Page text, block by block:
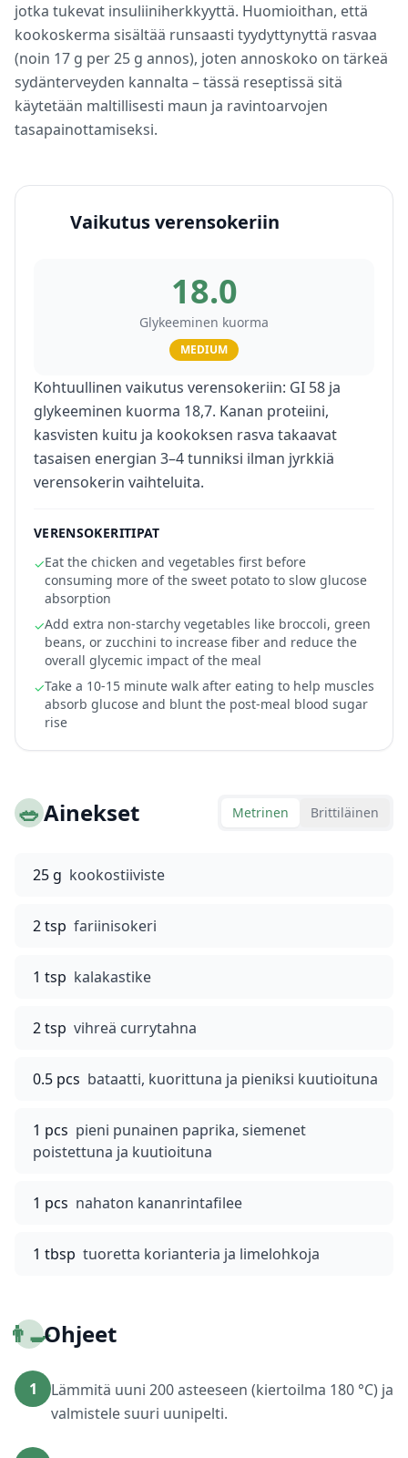
jotka tukevat insuliiniherkkyyttä. Huomioithan, että
kookoskerma sisältää runsaasti tyydyttynyttä rasvaa
(noin 17 g per 25 g annos), joten annoskoko on tärkeä
sydänterveyden kannalta – tässä reseptissä sitä
käytetään maltillisesti maun ja ravintoarvojen
tasapainottamiseksi.
Vaikutus verensokeriin
18.0
Glykeeminen kuorma
MEDIUM
Kohtuullinen vaikutus verensokeriin: GI 58 ja
glykeeminen kuorma 18,7. Kanan proteiini,
kasvisten kuitu ja kookoksen rasva takaavat
tasaisen energian 3–4 tunniksi ilman jyrkkiä
verensokerin vaihteluita.
VERENSOKERITIPAT
✓Eat the chicken and vegetables first before
consuming more of the sweet potato to slow glucose
absorption
✓Add extra non-starchy vegetables like broccoli, green
beans, or zucchini to increase fiber and reduce the
overall glycemic impact of the meal
✓Take a 10-15 minute walk after eating to help muscles
absorb glucose and blunt the post-meal blood sugar
rise
🥗Ainekset Metrinen Brittiläinen
25 g kookostiiviste
2 tsp fariinisokeri
1 tsp kalakastike
2 tsp vihreä currytahna
0.5 pcs bataatti, kuorittuna ja pieniksi kuutioituna
1 pcs pieni punainen paprika, siemenet
poistettuna ja kuutioituna
1 pcs nahaton kananrintafilee
1 tbsp tuoretta korianteria ja limelohkoja
👨‍🍳Ohjeet
1
Lämmitä uuni 200 asteeseen (kiertoilma 180 °C) ja
valmistele suuri uunipelti.